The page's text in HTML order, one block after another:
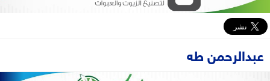
عبدالرحمن طه